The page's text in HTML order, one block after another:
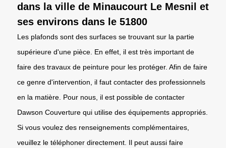
dans la ville de Minaucourt Le Mesnil et
ses environs dans le 51800
Les plafonds sont des surfaces se trouvant sur la partie
supérieure d'une pièce. En effet, il est très important de
faire des travaux de peinture pour les protéger. Afin de faire
ce genre d'intervention, il faut contacter des professionnels
en la matière. Pour nous, il est possible de contacter
Dawson Couverture qui utilise des équipements appropriés.
Si vous voulez des renseignements complémentaires,
veuillez le téléphoner directement. Il peut aussi faire